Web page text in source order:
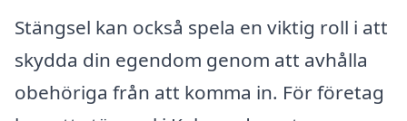
Stängsel kan också spela en viktig roll i att
skydda din egendom genom att avhålla
obehöriga från att komma in. För företag